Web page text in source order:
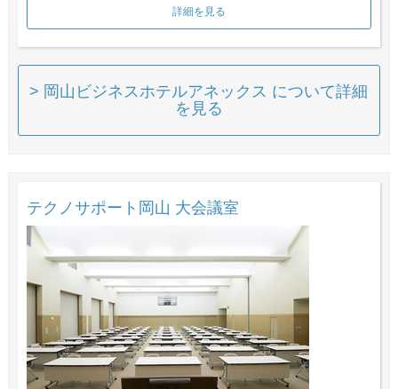
詳細を見る
> 岡山ビジネスホテルアネックス について詳細
を見る
テクノサポート岡山 大会議室